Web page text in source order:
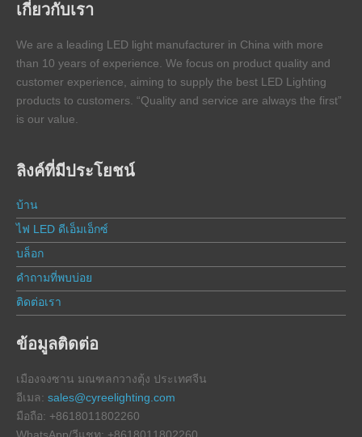
เกี่ยวกับเรา
We are a leading LED light manufacturer in China with more
than 10 years of experience. We focus on product quality and
customer experience, aiming to supply the best LED Lighting
products to customers. “Quality and service are always the first”
is our value.
ลิงค์ที่มีประโยชน์
บ้าน
ไฟ LED ดีเอ็มเอ็กซ์
บล็อก
คำถามที่พบบ่อย
ติดต่อเรา
ข้อมูลติดต่อ
เมืองจงซาน มณฑลกวางตุ้ง ประเทศจีน
อีเมล: sales@cyreelighting.com
มือถือ: +8618011802260